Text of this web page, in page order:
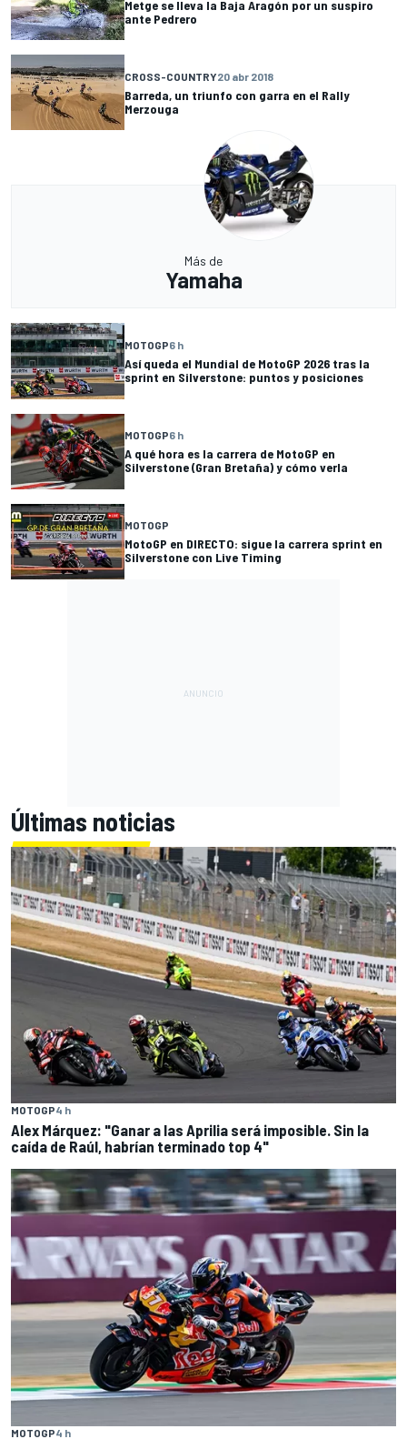
Metge se lleva la Baja Aragón por un suspiro
ante Pedrero
CROSS-COUNTRY20 abr 2018
Barreda, un triunfo con garra en el Rally
Merzouga
Más de
Yamaha
MOTOGP6 h
Así queda el Mundial de MotoGP 2026 tras la
sprint en Silverstone: puntos y posiciones
MOTOGP6 h
A qué hora es la carrera de MotoGP en
Silverstone (Gran Bretaña) y cómo verla
MOTOGP
MotoGP en DIRECTO: sigue la carrera sprint en
Silverstone con Live Timing
Últimas noticias
MOTOGP4 h
Alex Márquez: "Ganar a las Aprilia será imposible. Sin la
caída de Raúl, habrían terminado top 4"
MOTOGP4 h